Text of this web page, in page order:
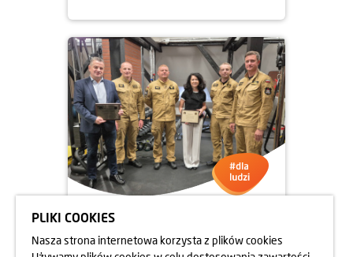
05.06.2025
DBAMY O FORMĘ STRAŻAKÓW
PLIKI COOKIES
Nasza strona internetowa korzysta z plików cookies